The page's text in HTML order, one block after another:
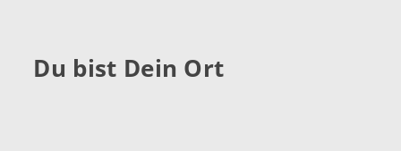
Du bist Dein Ort